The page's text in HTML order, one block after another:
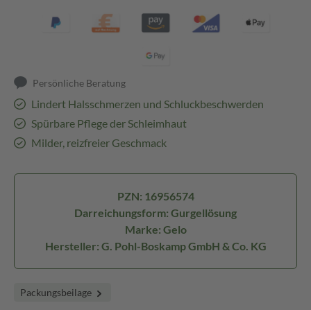
Persönliche Beratung
Lindert Halsschmerzen und Schluckbeschwerden
Spürbare Pflege der Schleimhaut
Milder, reizfreier Geschmack
PZN: 16956574
Darreichungsform: Gurgellösung
Marke: Gelo
Hersteller: G. Pohl-Boskamp GmbH & Co. KG
Packungsbeilage